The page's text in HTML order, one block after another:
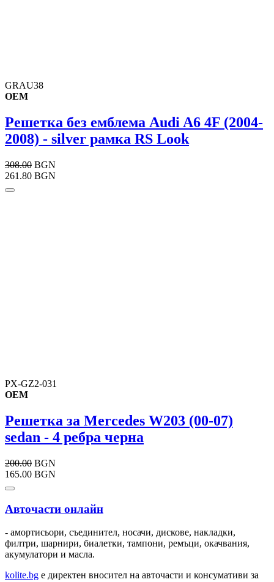
GRAU38
OEM
Решетка без емблема Audi A6 4F (2004-
2008) - silver рамка RS Look
308.00 BGN
261.80 BGN
PX-GZ2-031
OEM
Решетка за Mercedes W203 (00-07)
sedan - 4 ребра черна
200.00 BGN
165.00 BGN
Авточасти онлайн
- амортисьори, съединител, носачи, дискове, накладки,
филтри, шарнири, биалетки, тампони, ремъци, окачвания,
акумулатори и масла.
kolite.bg e директен вносител на авточасти и консумативи за